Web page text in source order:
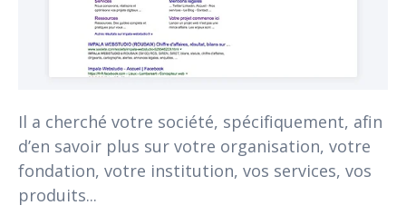
Il a cherché votre société, spécifiquement, afin
d’en savoir plus sur votre organisation, votre
fondation, votre institution, vos services, vos
produits...